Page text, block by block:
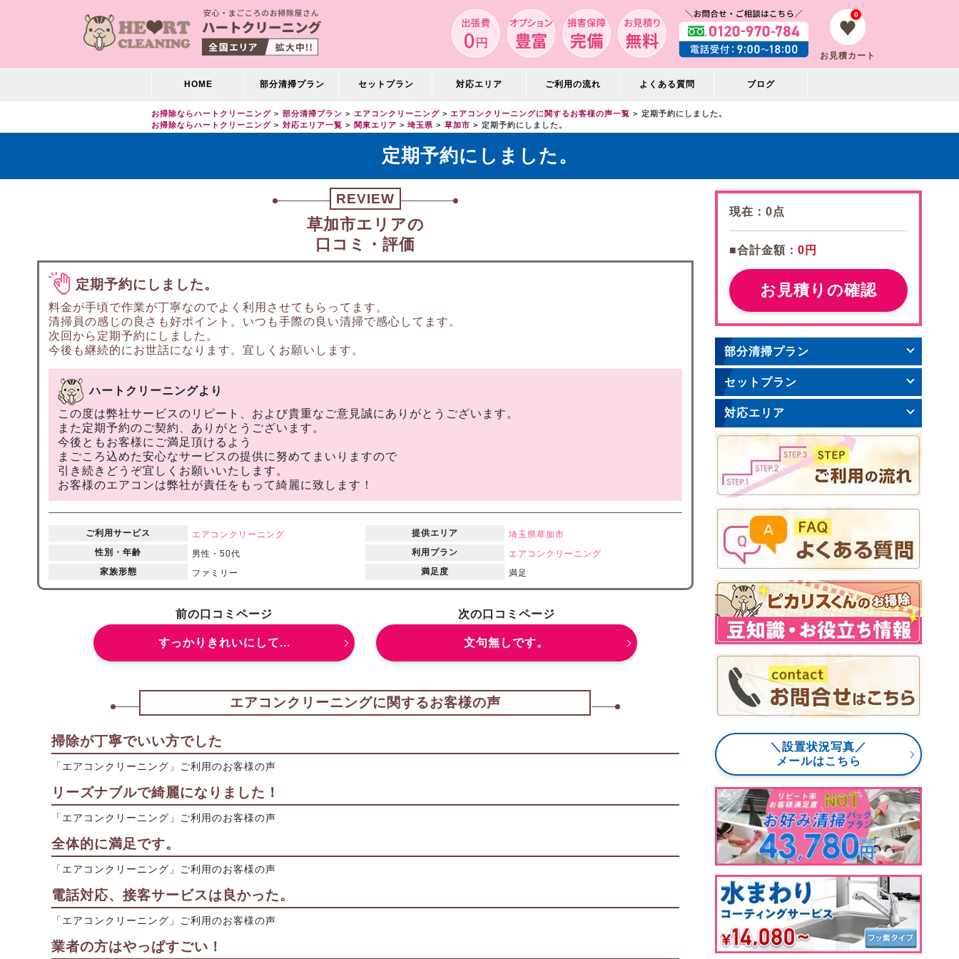
0
お見積カート
HOME 部分清掃プラン セットプラン 対応エリア ご利用の流れ よくある質問 ブログ
お掃除ならハートクリーニング 部分清掃プラン エアコンクリーニング エアコンクリーニングに関するお客様の声一覧
定期予約にしました。
お掃除ならハートクリーニング
対応エリア一覧 関東エリア 埼玉県 草加市 定期予約にしました。
定期予約にしました。
REVIEW
草加市エリアの
口コミ・評価
定期予約にしました。
料金が手頃で作業が丁寧なのでよく利用させてもらってます。
清掃員の感じの良さも好ポイント。いつも手際の良い清掃で感心してます。
次回から定期予約にしました。
今後も継続的にお世話になります。宜しくお願いします。
ハートクリーニングより
この度は弊社サービスのリピート、および貴重なご意見誠にありがとうございます。
また定期予約のご契約、ありがとうございます。
今後ともお客様にご満足頂けるよう
まごころ込めた安心なサービスの提供に努めてまいりますので
引き続きどうぞ宜しくお願いいたします。
お客様のエアコンは弊社が責任をもって綺麗に致します！
ご利用サービス エアコンクリーニング 提供エリア 埼玉県草加市
性別・年齢
男性・50代 利用プラン
エアコンクリーニング
家族形態
ファミリー 満足度 満足
前の口コミページ
すっかりきれいにして...
次の口コミページ
文句無しです。
エアコンクリーニングに関するお客様の声
掃除が丁寧でいい方でした
「エアコンクリーニング」ご利用のお客様の声
リーズナブルで綺麗になりました！
「エアコンクリーニング」ご利用のお客様の声
全体的に満足です。
「エアコンクリーニング」ご利用のお客様の声
電話対応、接客サービスは良かった。
「エアコンクリーニング」ご利用のお客様の声
業者の方はやっぱすごい！
現在： 0点
■合計金額： 0円
お見積りの確認
部分清掃プラン
セットプラン
対応エリア
＼設置状況写真／
メールはこちら